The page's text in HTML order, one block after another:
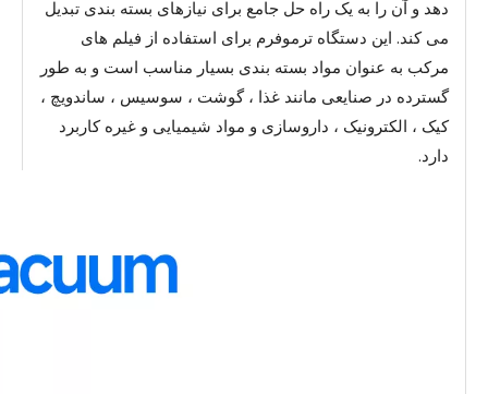
دهد و آن را به یک راه حل جامع برای نیازهای بسته بندی تبدیل
می کند. این دستگاه ترموفرم برای استفاده از فیلم های
مرکب به عنوان مواد بسته بندی بسیار مناسب است و به طور
گسترده در صنایعی مانند غذا ، گوشت ، سوسیس ، ساندویچ ،
کیک ، الکترونیک ، داروسازی و مواد شیمیایی و غیره کاربرد
دارد.